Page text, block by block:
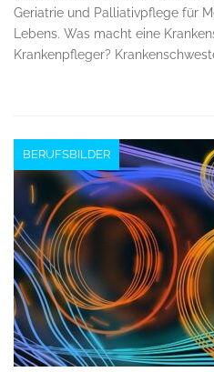
Geriatrie und Palliativpflege für
Lebens. Was macht eine
Krankenpfleger?
BERUFSBILDER